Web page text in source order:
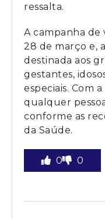
ressalta.
A campanha de
28 de março e,
destinada aos
gestantes,
especiais. Com
qualquer
conforme as
da Saúde.
0 0